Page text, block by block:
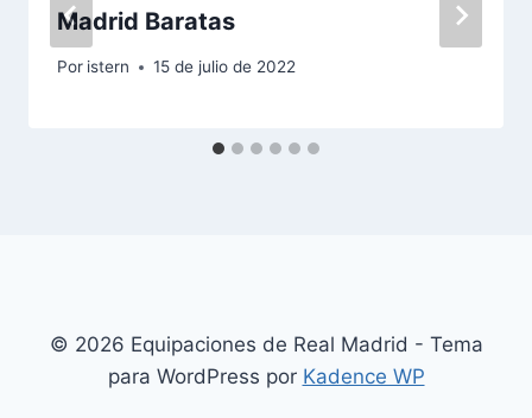
Madrid Baratas
Por istern 15 de julio de 2022
© 2026 Equipaciones de Real Madrid - Tema
para WordPress por Kadence WP